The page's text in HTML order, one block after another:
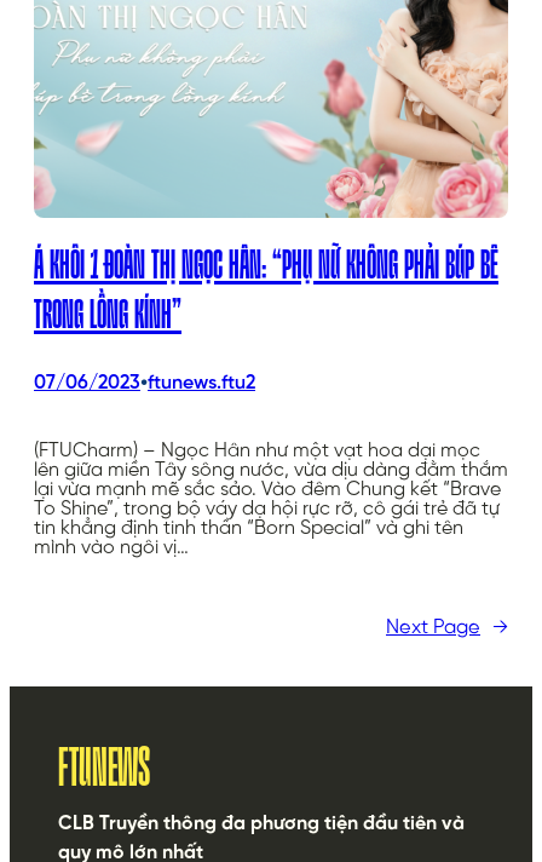
Á KHÔI 1 ĐOÀN THỊ NGỌC HÂN: “PHỤ NỮ KHÔNG PHẢI BÚP BÊ
TRONG LỒNG KÍNH”
07/06/2023•ftunews.ftu2
(FTUCharm) – Ngọc Hân như một vạt hoa dại mọc
lên giữa miền Tây sông nước, vừa dịu dàng đằm thắm
lại vừa mạnh mẽ sắc sảo. Vào đêm Chung kết “Brave
To Shine”, trong bộ váy dạ hội rực rỡ, cô gái trẻ đã tự
tin khẳng định tinh thần “Born Special” và ghi tên
mình vào ngôi vị…
Next Page →
FTUNEWS
CLB Truyền thông đa phương tiện đầu tiên và
quy mô lớn nhất